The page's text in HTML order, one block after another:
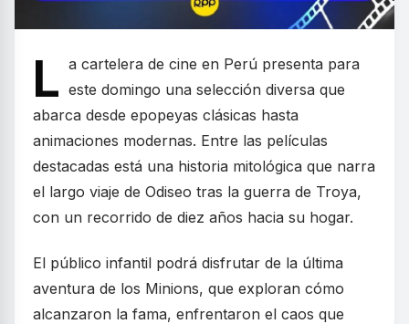
L a cartelera de cine en Perú presenta para
este domingo una selección diversa que
abarca desde epopeyas clásicas hasta
animaciones modernas. Entre las películas
destacadas está una historia mitológica que narra
el largo viaje de Odiseo tras la guerra de Troya,
con un recorrido de diez años hacia su hogar.
El público infantil podrá disfrutar de la última
aventura de los Minions, que exploran cómo
alcanzaron la fama, enfrentaron el caos que